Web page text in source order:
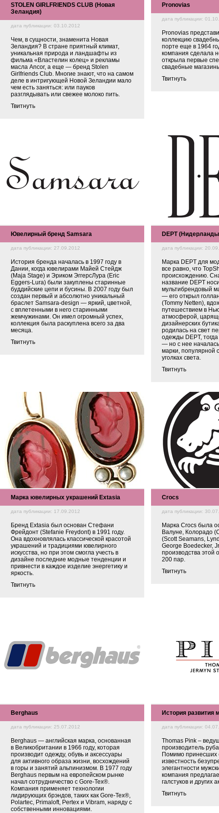
STOLEN GIRLFRIENDS CLUB (Новая
Зеландия)
дата публикации: 03.10.2012
Чем, в сущности, знаменита Новая
Зеландия? В стране приятный климат,
уникальная природа и ландшафты из
фильма «Властелин колец» и рекламы
масла Ancor, а еще — бренд Stolen
Girlfriends Club. Многие знают, что на самом
деле в интригующей Новой Зеландии мало
чем есть заняться: или пауков
разглядывать или свежее молоко пить.
Твитнуть
Pronovias
дата публикации:
Pronovias
коллекцию
порте еще в 1964
компания сделала
открыла первые
свадебные
Твитнуть
Ювелирный бренд Samsara
дата публикации: 27.09.2012
История бренда началась в 1997 году в
Дании, когда ювелирами Майей Стейдж
(Maja Stage) и Эриком ЭггерсЛура (Eric
Eggers-Lura) были закуплены старинные
буддийские цепи и бусины. В 2007 году был
создан первый и абсолютно уникальный
браслет Samsara-design — яркий, цветной,
с вплетенными в него старинными
жемчужинами. Он имел огромный успех,
коллекция была раскуплена всего за два
месяца.
Твитнуть
DEPT
дата публикации:
Марка DEPT для
все равно, что
происхождению.
название DEPT
мультибрендовый
— его открыл
(Tommy Netten),
путешествием в
атмосферой,
дизайнерских
родилась на свет
одежды DEPT,
— но с нее
марки, популярной
уголках света.
Твитнуть
Марка ювелирных украшений Extasia
дата публикации: 17.09.2012
Бренд Extasia был основан Стефани
Фрейдонт (Stefanie Freydont) в 1991 году.
Она вдохновлялась классической красотой
украшений и традициями ювелирного
искусства, но при этом смогла учесть в
дизайне последние модные тенденции и
привнести в каждое изделие энергетику и
яркость.
Твитнуть
Crocs
дата публикации:
Марка Crocs была
Валуне, Колорадо
(Scott Seamans,
George Boedecker,
производства этой
200 пар.
Твитнуть
Berghaus
дата публикации: 25.07.2012
Berghaus — английская марка, основанная
в Великобритании в 1966 году, которая
производит одежду, обувь и аксессуары
для активного образа жизни, восхождений
в горы и занятий альпинизмом. В 1977 году
Berghaus первым на европейском рынке
начал сотрудничество с Gore-Tex®.
Компания применяет технологии
лидирующих брэндов, таких как Gore-Tex®,
Polartec, Primaloft, Pertex и Vibram, наряду с
собственными инновациями.
История развития
дата публикации:
Thomas Pink –
производитель
Помимо принесших
известность
элегантности
компания
галстуков и других
Твитнуть